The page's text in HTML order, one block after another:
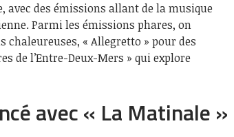
avec des émissions allant de la musique
Parmi les émissions phares, on
« Allegretto » pour des
de l’Entre-Deux-Mers » qui explore
avec « La Matinale »